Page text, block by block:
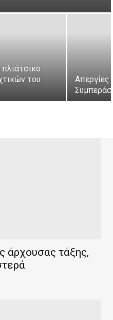
του
Απεργίες
άρχουσας τάξης,